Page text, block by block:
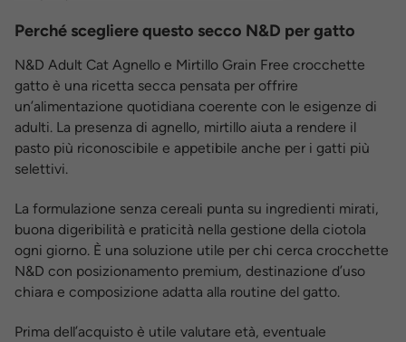
Perché scegliere questo secco N&D per gatto
N&D Adult Cat Agnello e Mirtillo Grain Free crocchette
gatto è una ricetta secca pensata per offrire
un’alimentazione quotidiana coerente con le esigenze di
adulti. La presenza di agnello, mirtillo aiuta a rendere il
pasto più riconoscibile e appetibile anche per i gatti più
selettivi.
La formulazione senza cereali punta su ingredienti mirati,
buona digeribilità e praticità nella gestione della ciotola
ogni giorno. È una soluzione utile per chi cerca crocchette
N&D con posizionamento premium, destinazione d’uso
chiara e composizione adatta alla routine del gatto.
Prima dell’acquisto è utile valutare età, eventuale